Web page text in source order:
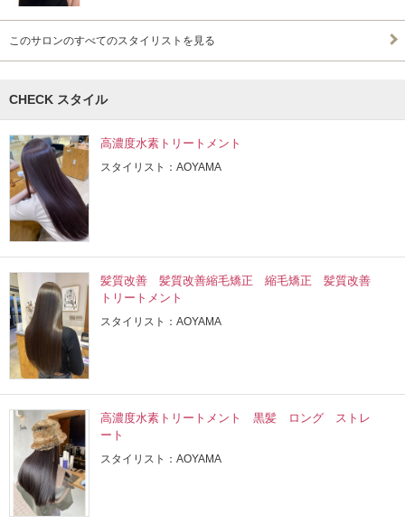
このサロンのすべてのスタイリストを見る
CHECK スタイル
高濃度水素トリートメント
スタイリスト：AOYAMA
髪質改善 髪質改善縮毛矯正 縮毛矯正 髪質改善
トリートメント
スタイリスト：AOYAMA
高濃度水素トリートメント 黒髪 ロング ストレ
ート
スタイリスト：AOYAMA